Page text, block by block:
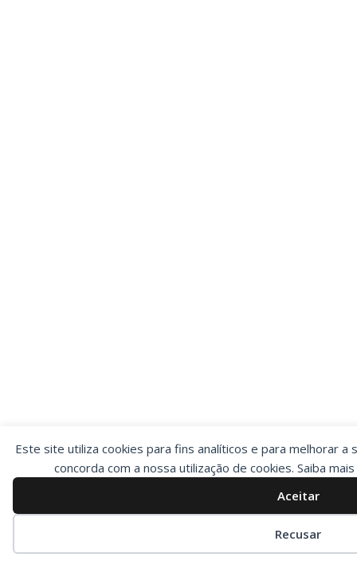
Este site utiliza cookies para fins analíticos e para melhorar a
concorda com a nossa utilização de cookies. Saiba
Aceitar
Recusar